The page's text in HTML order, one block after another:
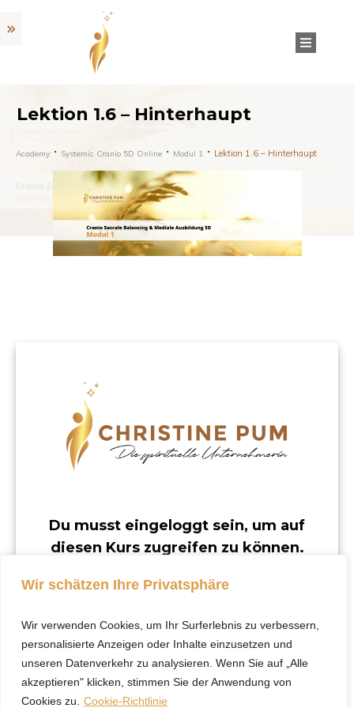
Wir schätzen Ihre Privatsphäre
Wir verwenden Cookies, um Ihr Surferlebnis zu verbessern,
personalisierte Anzeigen oder Inhalte einzusetzen und
unseren Datenverkehr zu analysieren. Wenn Sie auf „Alle
akzeptieren" klicken, stimmen Sie der Anwendung von
Cookies zu.
Cookie-Richtlinie
Lektion 1.6 – Hinterhaupt
Academy Systemic Cranio 5D Online Modul 1 Lektion 1.6 – Hinterhaupt
Du musst eingeloggt sein, um auf
diesen Kurs zugreifen zu können.
verfügbar.
Klicke hier, um dich
einzuloggen.